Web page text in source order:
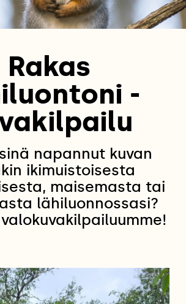
Rakas
-
napannut kuvan
ikimuistoisesta
maisemasta tai
lähiluonnossasi?